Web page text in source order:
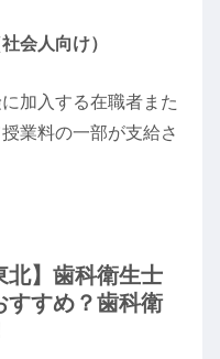
会人向け）
加入する在職者また
業料の一部が支給さ
北】歯科衛生士
すすめ？歯科衛